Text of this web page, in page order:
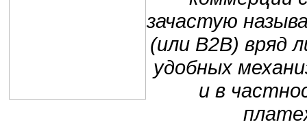
зачастую
(или B2B) вряд
удобных
и в